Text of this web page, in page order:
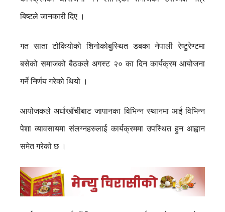
बिष्टले जानकारी दिए ।
गत साता टोकियोको शिनोकोबुस्थित डबका नेपाली रेष्टुरेण्टमा
बसेको समाजको बैठकले अगस्ट २० का दिन कार्यक्रम आयोजना
गर्ने निर्णय गरेको थियो ।
आयोजकले अर्घाखाँचीबाट जापानका विभिन्न स्थानमा आई विभिन्न
पेशा व्यावसायमा संलग्नहरुलाई कार्यक्रममा उपस्थित हुन आह्वान
समेत गरेको छ ।